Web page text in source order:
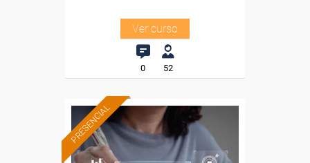
Ver curso
0 52
PRESENCIAL
Formación 100%
subvencionada.